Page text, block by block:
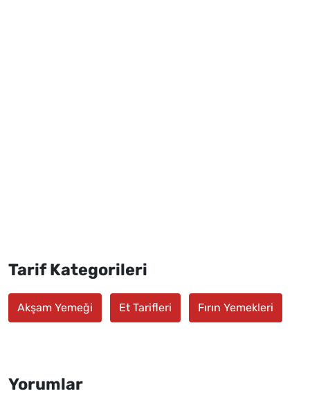
Tarif Kategorileri
Akşam Yemeği Et Tarifleri Fırın Yemekleri
Yorumlar